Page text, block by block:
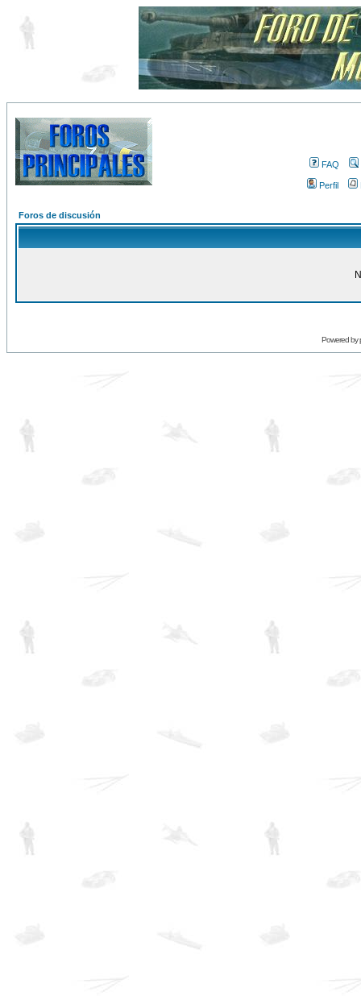
FAQ
Perfil
Foros de discusión
Powered by